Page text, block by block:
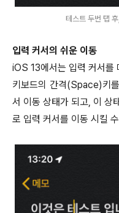
테스트 두번 탭
입력 커서의 쉬운 이동
iOS 13에서는 입력 커서를
키보드의 간격(Space)키
서 이동 상태가 되고, 이 상
로 입력 커서를 이동 시킬